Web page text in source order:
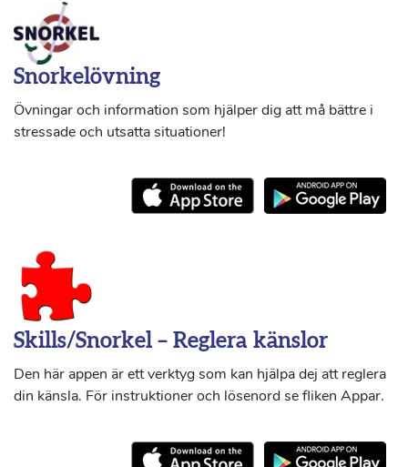
Snorkelövning
Övningar och information som hjälper dig att må bättre i
stressade och utsatta situationer!
Skills/Snorkel – Reglera känslor
Den här appen är ett verktyg som kan hjälpa dej att reglera
din känsla. För instruktioner och lösenord se fliken Appar.